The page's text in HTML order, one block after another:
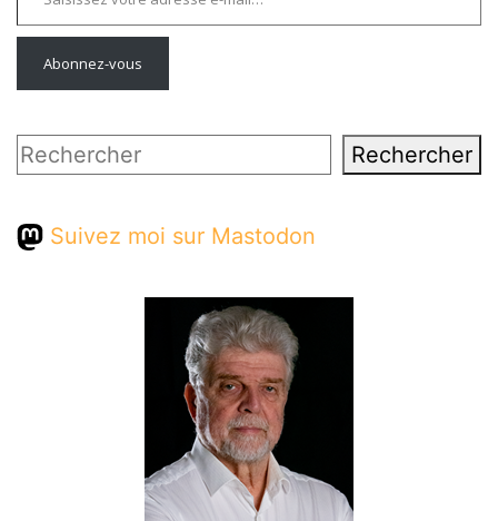
Abonnez-vous
Rechercher Rechercher
Suivez moi sur Mastodon